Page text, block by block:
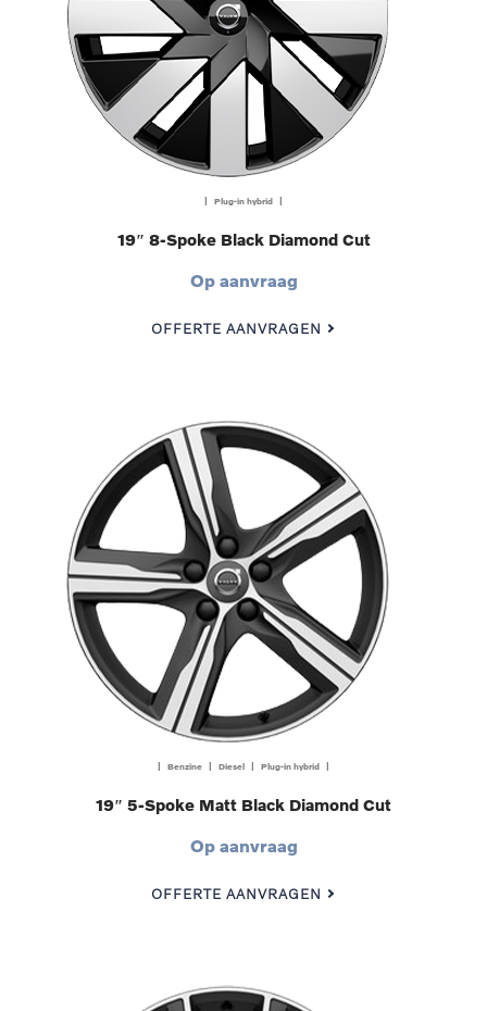
| Plug-in hybrid |
19″ 8-Spoke Black Diamond Cut
Op aanvraag
OFFERTE AANVRAGEN
| Benzine | Diesel | Plug-in hybrid |
19″ 5-Spoke Matt Black Diamond Cut
Op aanvraag
OFFERTE AANVRAGEN